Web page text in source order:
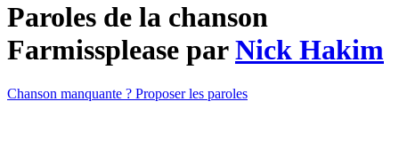
Paroles de la chanson
Farmissplease parNick Hakim
Chanson manquante ? Proposer les paroles